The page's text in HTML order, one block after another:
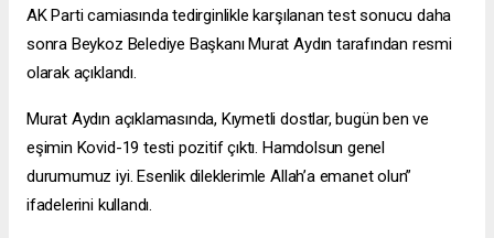
AK Parti camiasında tedirginlikle karşılanan test sonucu daha
sonra Beykoz Belediye Başkanı Murat Aydın tarafından resmi
olarak açıklandı.
Murat Aydın açıklamasında, Kıymetli dostlar, bugün ben ve
eşimin Kovid-19 testi pozitif çıktı. Hamdolsun genel
durumumuz iyi. Esenlik dileklerimle Allah’a emanet olun”
ifadelerini kullandı.